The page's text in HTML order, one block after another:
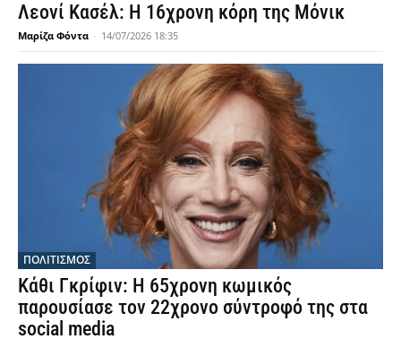
Λεονί Κασέλ: Η 16χρονη κόρη της Μόνικ
Μαρίζα Φόντα - 14/07/2026 18:35
ΠΟΛΙΤΙΣΜΟΣ
Κάθι Γκρίφιν: Η 65χρονη κωμικός
παρουσίασε τον 22χρονο σύντροφό της στα
social media